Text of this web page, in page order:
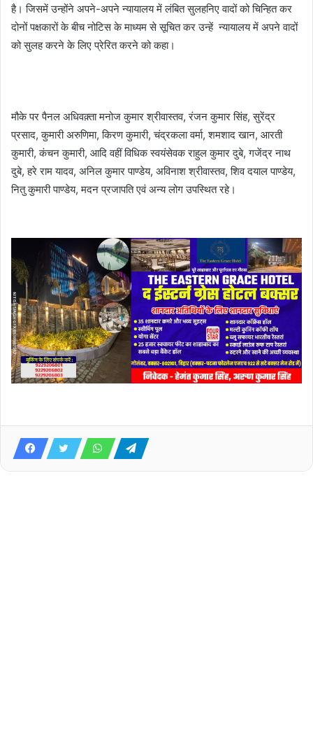
है। जिसमें उन्होंने अपने-अपने न्यायालय में लंबित सुलहनिए वादों को चिन्हित कर
दोनों पक्षकारों के बीच नोटिस के माध्यम से सूचित कर उन्हें न्यायालय में अपने वादों
को सुलह करने के लिए प्रेरित करने को कहा।
मौके पर पैनल अधिवक़्ता मनोज कुमार श्रीवास्तव, रंजन कुमार सिंह, सुरेंद्र
प्रसाद, कुमारी अरुणिमा, किरण कुमारी, चंद्रकला वर्मा, शमशाद खान, आरती
कुमारी, कंचन कुमारी, आदि वहीं विधिक स्वयंसेवक राहुल कुमार दुबे, गजेंद्र नाथ
दुबे, हरे राम यादव, अनिल कुमार पाण्डेय, अविनाश श्रीवास्तव, शिव दयाल पाण्डेय,
नितु कुमारी पाण्डेय, मदन प्रजापति एवं अन्य लोग उपस्थित रहे।